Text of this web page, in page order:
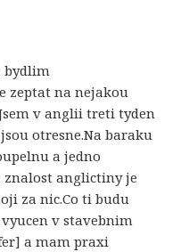
bydlim
zeptat na nejakou
v anglii treti tyden
otresne.Na baraku
a jedno
znalost anglictiny je
za nic.Co ti budu
vyucen v stavebnim
a mam praxi